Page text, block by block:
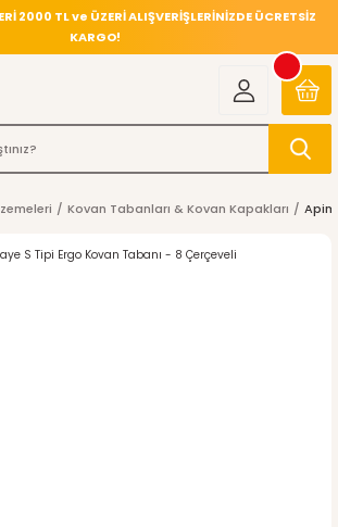
2000 TL ve ÜZERİ ALIŞVERİŞLERİNİZDE ÜCRETSİZ
KARGO!
Kovan Tabanları & Kovan Kapakları